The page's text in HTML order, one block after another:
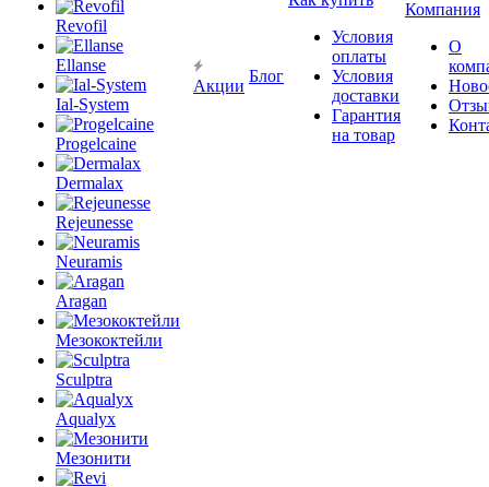
Revofil
Ellanse
Ial-System
Progelcaine
Dermalax
Rejeunesse
Neuramis
Aragan
Мезококтейли
Sculptra
Aqualyx
Мезонити
Акции
Блог
Условия
оплаты
Условия
доставки
Гарантия
на товар
Компания
О